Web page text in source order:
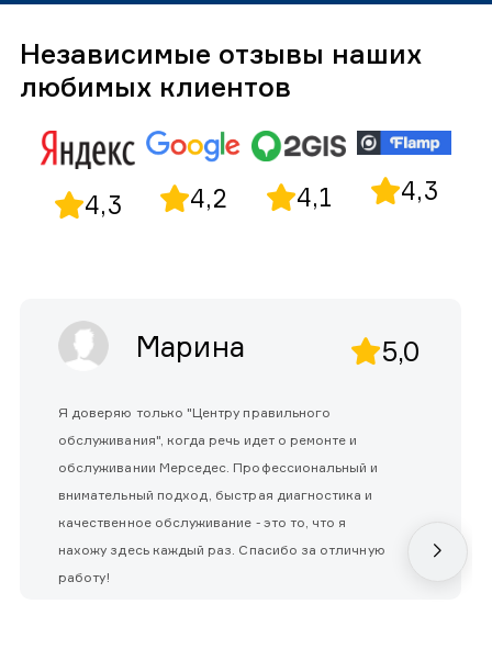
Независимые отзывы наших
любимых клиентов
4,3 4,2 4,1 4,3
Марина 5,0
Я доверяю только "Центру правильного
обслуживания", когда речь идет о ремонте и
обслуживании Мерседес. Профессиональный и
внимательный подход, быстрая диагностика и
качественное обслуживание - это то, что я
нахожу здесь каждый раз. Спасибо за отличную
работу!